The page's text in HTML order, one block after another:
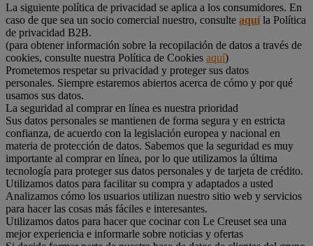
La siguiente política de privacidad se aplica a los consumidores. En
caso de que sea un socio comercial nuestro, consulte aquíla Política
de privacidad B2B.
(para obtener información sobre la recopilación de datos a través de
cookies, consulte nuestra Política de Cookies aquí)
Prometemos respetar su privacidad y proteger sus datos
personales. Siempre estaremos abiertos acerca de cómo y por qué
usamos sus datos.
La seguridad al comprar en línea es nuestra prioridad
Sus datos personales se mantienen de forma segura y en estricta
confianza, de acuerdo con la legislación europea y nacional en
materia de protección de datos. Sabemos que la seguridad es muy
importante al comprar en línea, por lo que utilizamos la última
tecnología para proteger sus datos personales y de tarjeta de crédito.
Utilizamos datos para facilitar su compra y adaptados a usted
Analizamos cómo los usuarios utilizan nuestro sitio web y servicios
para hacer las cosas más fáciles e interesantes.
Utilizamos datos para hacer que cocinar con Le Creuset sea una
mejor experiencia e informarle sobre noticias y ofertas